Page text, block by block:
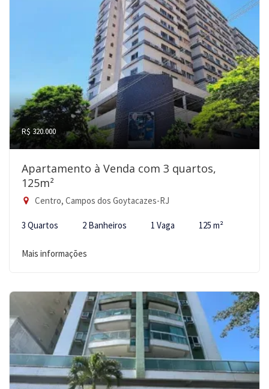
R$ 320.000
Apartamento à Venda com 3 quartos,
125m²
Centro, Campos dos Goytacazes-RJ
3 Quartos 2 Banheiros 1 Vaga 125 m²
Mais informações